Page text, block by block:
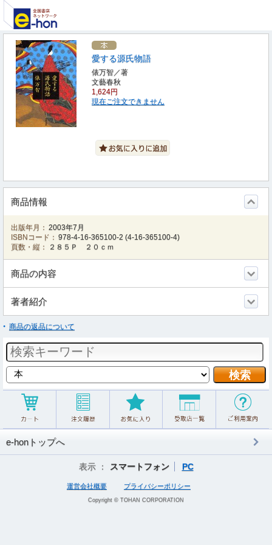
愛する源氏物語
俵万智／著
文藝春秋
1,624円
現在ご注文できません
商品情報
出版年月： 2003年7月
ISBNコード： 978-4-16-365100-2 (4-16-365100-4)
頁数・縦：
２８５Ｐ ２０ｃｍ
商品の内容
著者紹介
商品の返品について
e-honトップへ
表示 ： スマートフォン PC
運営会社概要 プライバシーポリシー
Copyright © TOHAN CORPORATION